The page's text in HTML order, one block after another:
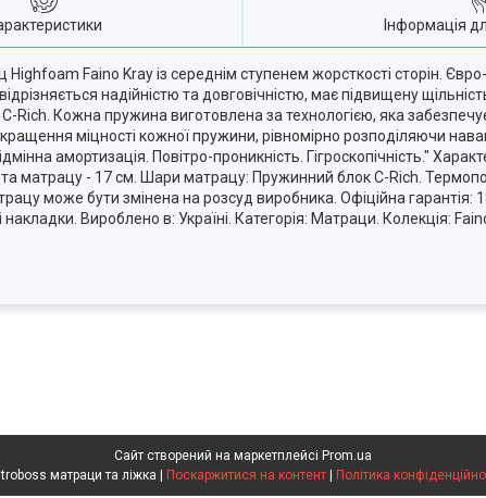
Інформація
Faino Kray із середнім ступенем жорсткості сторін.
надійністю та довговічністю, має підвищену
Rich. Кожна пружина виготовлена за технологією, яка
міцності кожної пружини, рівномірно розподіляючи
амортизація. Повітро-проникність. Гігроскопічність."
матрацу - 17 см. Шари матрацу: Пружинний блок C-Rich.
може бути змінена на розсуд виробника. Офіційна гарантія:
Вироблено в: Україні. Категорія: Матраци. Колекція:
Сайт створений на маркетплейсі Prom.ua
Поскаржитися на контент Політика